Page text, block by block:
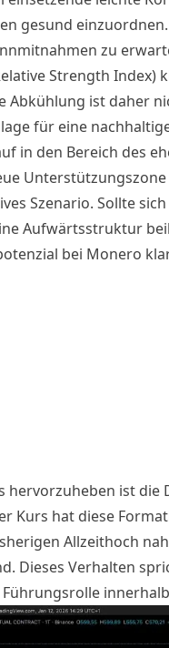
gesund
zu
Strength Index)
Abkühlung ist daher
für eine
in den Bereich des
Szenario. Sollte
Aufwärtsstruktur
bei Monero
hervorzuheben ist die
Kurs hat diese
Allzeithoch
Dieses Verhalten